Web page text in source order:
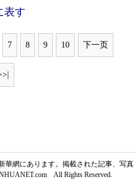
表す
7 8 9 10 下一页
華網にあります。掲載された記事、写真
All Rights Reserved.